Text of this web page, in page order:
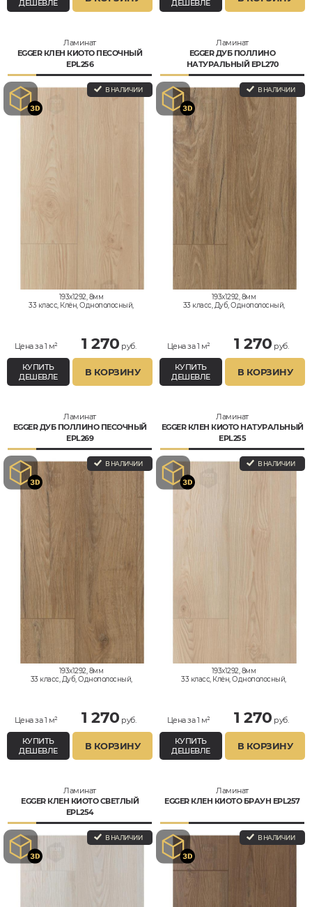
ДЕШЕВЛЕ ДЕШЕВЛЕ
Ламинат
EGGER КЛЕН КИОТО ПЕСОЧНЫЙ
EPL256
В НАЛИЧИИ
193x1292, 8мм
33 класс, Клён, Однополосный,
Цена за 1 м² 1 270 руб.
КУПИТЬ
ДЕШЕВЛЕ
В КОРЗИНУ
Ламинат
EGGER ДУБ ПОЛЛИНО
НАТУРАЛЬНЫЙ EPL270
В НАЛИЧИИ
193x1292, 8мм
33 класс, Дуб, Однополосный,
Цена за 1 м² 1 270 руб.
КУПИТЬ
ДЕШЕВЛЕ
В КОРЗИНУ
Ламинат
EGGER ДУБ ПОЛЛИНО ПЕСОЧНЫЙ
EPL269
В НАЛИЧИИ
193x1292, 8мм
33 класс, Дуб, Однополосный,
Цена за 1 м² 1 270 руб.
КУПИТЬ
ДЕШЕВЛЕ
В КОРЗИНУ
Ламинат
EGGER КЛЕН КИОТО НАТУРАЛЬНЫЙ
EPL255
В НАЛИЧИИ
193x1292, 8мм
33 класс, Клён, Однополосный,
Цена за 1 м² 1 270 руб.
КУПИТЬ
ДЕШЕВЛЕ
В КОРЗИНУ
Ламинат
EGGER КЛЕН КИОТО СВЕТЛЫЙ
EPL254
В НАЛИЧИИ
Ламинат
EGGER КЛЕН КИОТО БРАУН EPL257
В НАЛИЧИИ